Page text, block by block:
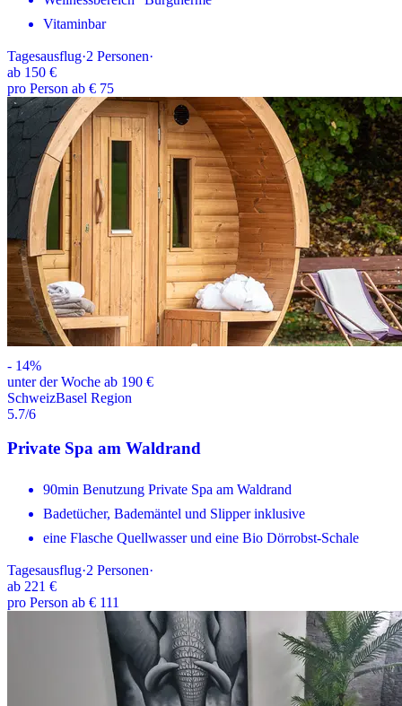
Vitaminbar
Tagesausflug·2 Personen·
ab 150 €
pro Person ab € 75
- 14%
unter der Woche ab 190 €
SchweizBasel Region
5.7/6
Private Spa am Waldrand
90min Benutzung Private Spa am Waldrand
Badetücher, Bademäntel und Slipper inklusive
eine Flasche Quellwasser und eine Bio Dörrobst-Schale
Tagesausflug·2 Personen·
ab 221 €
pro Person ab € 111